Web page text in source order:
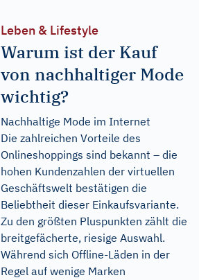
Leben & Lifestyle
Warum ist der Kauf
von nachhaltiger Mode
wichtig?
Nachhaltige Mode im Internet
Die zahlreichen Vorteile des
Onlineshoppings sind bekannt – die
hohen Kundenzahlen der virtuellen
Geschäftswelt bestätigen die
Beliebtheit dieser Einkaufsvariante.
Zu den größten Pluspunkten zählt die
breitgefächerte, riesige Auswahl.
Während sich Offline-Läden in der
Regel auf wenige Marken